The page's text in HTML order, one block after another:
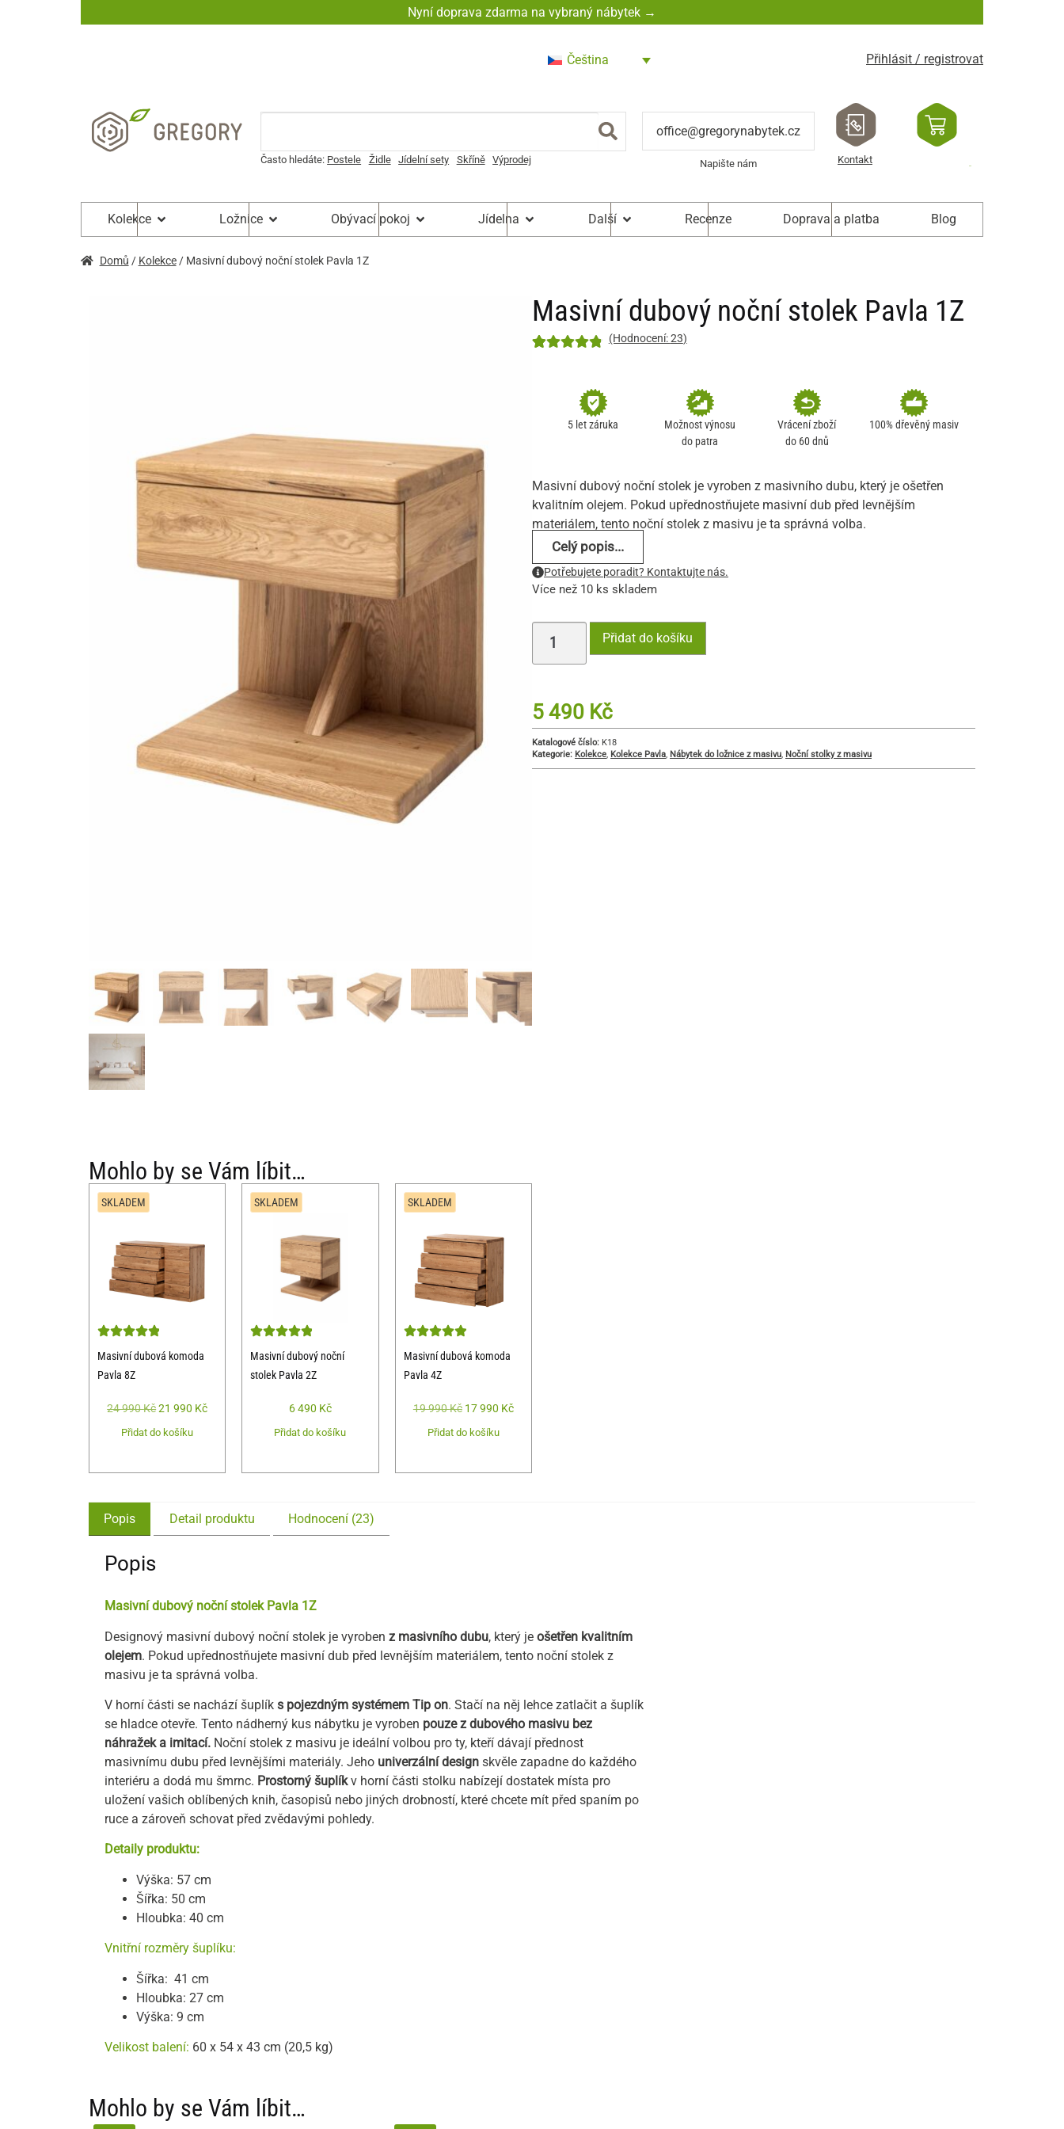
Nyní doprava zdarma na vybraný nábytek →
Čeština Přihlásit / registrovat
Často hledáte: Postele Židle Jídelní sety Skříně Výprodej
office@gregorynabytek.cz
Napište nám Kontakt
Kolekce Ložnice Obývací pokoj Jídelna Další Recenze Doprava a platba Blog
Domů / Kolekce/ Masivní dubový noční stolek Pavla 1Z
Mohlo by se Vám líbit…
SKLADEM
Masivní dubová komoda
Pavla 8Z
24 990Kč21 990 Kč
Přidat do košíku
SKLADEM
Masivní dubový noční
stolek Pavla 2Z
6 490 Kč
Přidat do košíku
SKLADEM
Masivní dubová komoda
Pavla 4Z
19 990Kč 17 990 Kč
Přidat do košíku
Masivní dubový noční stolek Pavla 1Z
hodnocení
(Hodnocení:23)
5 let záruka
Možnost výnosu
do patra
Vrácení zboží
do 60 dnů
100% dřevěný masiv
Masivní dubový noční stolek je vyroben z masivního dubu, který je ošetřen
kvalitním olejem. Pokud upřednostňujete masivní dub před levnějším
materiálem, tento noční stolek z masivu je ta správná volba.
Celý popis...
Potřebujete poradit? Kontaktujte nás.
Více než 10 ks skladem
Přidat do košíku
5 490 Kč
Katalogové číslo: K18
Kategorie: Kolekce, Kolekce Pavla, Nábytek do ložnice z masivu, Noční stolky z masivu
Popis Detail produktu Hodnocení (23)
Popis
Masivní dubový noční stolek Pavla 1Z
Designový masivní dubový noční stolek je vyroben z masivního dubu, který je ošetřen kvalitním
olejem. Pokud upřednostňujete masivní dub před levnějším materiálem, tento noční stolek z
masivu je ta správná volba.
V horní části se nachází šuplík s pojezdným systémem Tip on. Stačí na něj lehce zatlačit a šuplík
se hladce otevře. Tento nádherný kus nábytku je vyroben pouze z dubového masivu bez
náhražek a imitací. Noční stolek z masivu je ideální volbou pro ty, kteří dávají přednost
masivnímu dubu před levnějšími materiály. Jeho univerzální design skvěle zapadne do každého
interiéru a dodá mu šmrnc. Prostorný šuplíkv horní části stolku nabízejí dostatek místa pro
uložení vašich oblíbených knih, časopisů nebo jiných drobností, které chcete mít před spaním po
ruce a zároveň schovat před zvědavými pohledy.
Detaily produktu:
Výška: 57 cm
Šířka: 50 cm
Hloubka: 40 cm
Vnitřní rozměry šuplíku:
Šířka: 41 cm
Hloubka: 27 cm
Výška: 9 cm
Velikost balení: 60 x 54 x 43 cm (20,5 kg)
Mohlo by se Vám líbit…